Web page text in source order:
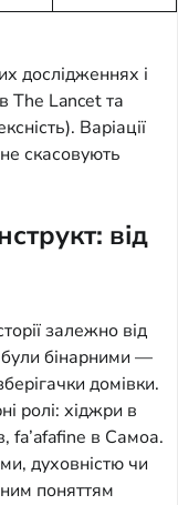
дослідженнях і
The Lancet та
Варіації
скасовують
від
залежно від
були бінарними —
домівки.
ролі: хіджри в
fa’afafine в Самоа.
духовністю чи
поняттям